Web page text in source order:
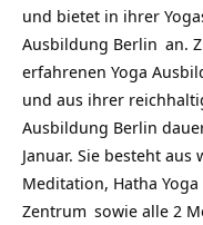
und bietet in ihrer
Ausbildung Berlin an.
erfahrenen Yoga
und aus ihrer
Ausbildung Berlin
Januar. Sie besteht
Meditation, Hatha
Zentrum sowie alle 2